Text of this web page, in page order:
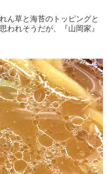
ん草と海苔のトッピングと
われそうだが、『山岡家』